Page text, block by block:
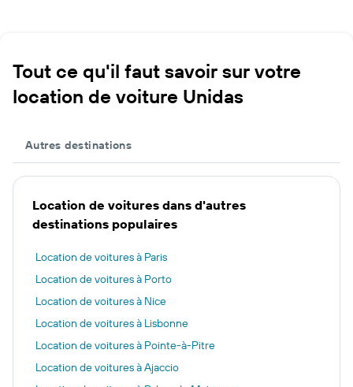
Tout ce qu'il faut savoir sur votre
location de voiture Unidas
Autres destinations
Location de voitures dans d'autres
destinations populaires
Location de voitures à Paris
Location de voitures à Porto
Location de voitures à Nice
Location de voitures à Lisbonne
Location de voitures à Pointe-à-Pitre
Location de voitures à Ajaccio